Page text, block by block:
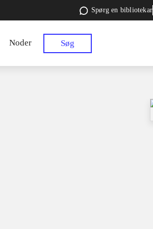
Spørg en bibliotekar
Noder Søg